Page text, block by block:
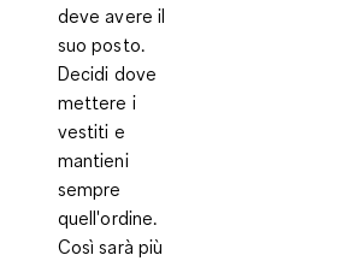
deve avere il
suo posto.
Decidi dove
mettere i
vestiti e
mantieni
sempre
quell'ordine.
Così sarà più